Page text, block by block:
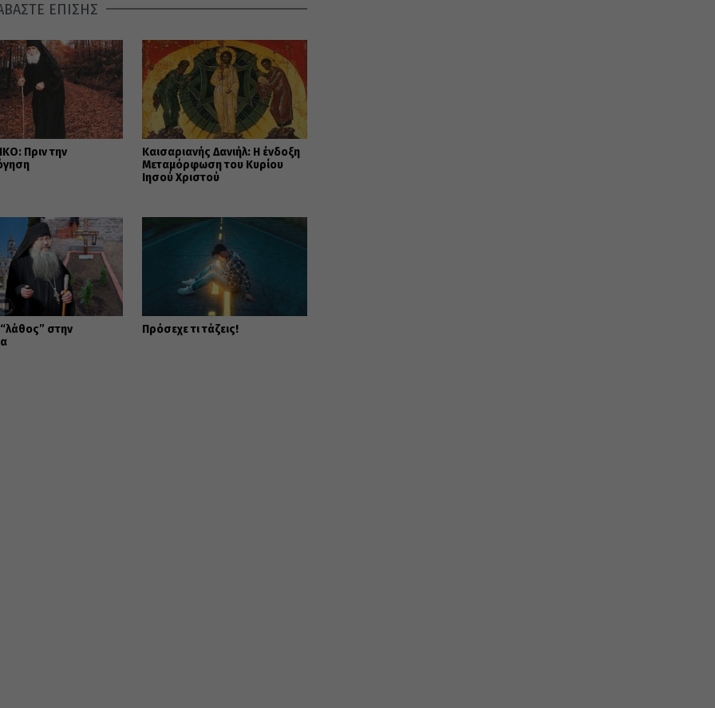
ΕΠΙΣΗΣ
Πριν την
Καισαριανής Δανιήλ: Η ένδοξη
Μεταμόρφωση του Κυρίου
Ιησού Χριστού
στην
Πρόσεχε τι τάζεις!